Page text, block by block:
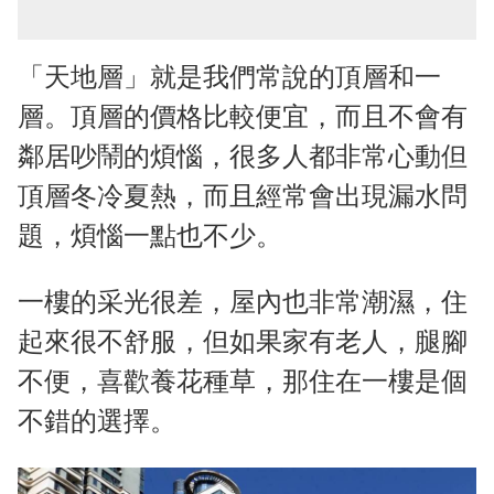
「天地層」就是我們常說的頂層和一
層。頂層的價格比較便宜，而且不會有
鄰居吵鬧的煩惱，很多人都非常心動但
頂層冬冷夏熱，而且經常會出現漏水問
題，煩惱一點也不少。
一樓的采光很差，屋內也非常潮濕，住
起來很不舒服，但如果家有老人，腿腳
不便，喜歡養花種草，那住在一樓是個
不錯的選擇。